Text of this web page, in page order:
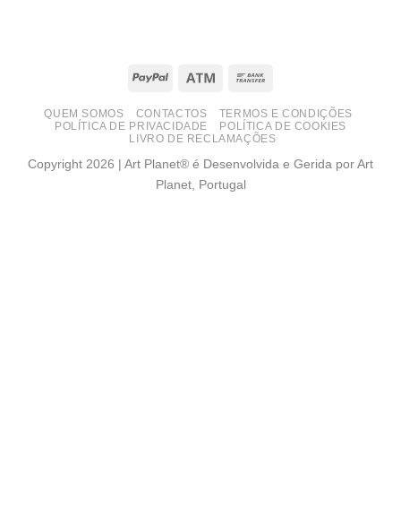
PayPal Atm
QUEM SOMOS CONTACTOS
TERMOS E CONDIÇÕES
POLÍTICA DE PRIVACIDADE
POLÍTICA DE COOKIES
LIVRO DE RECLAMAÇÕES
Copyright 2026 | Art Planet® é Desenvolvida e Gerida por Art
Planet, Portugal